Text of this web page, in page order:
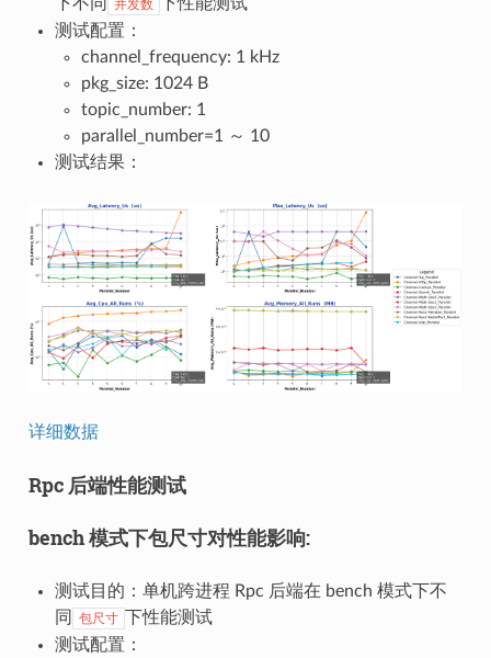
并发数
测试配置：
channel_frequency: 1 kHz
pkg_size: 1024 B
topic_number: 1
parallel_number=1 ～ 10
测试结果：
详细数据
Rpc 后端性能测试
bench 模式下包尺寸对性能影响:
测试目的：单机跨进程 Rpc 后端在 bench 模式下不
同
包尺寸
下性能测试
测试配置：